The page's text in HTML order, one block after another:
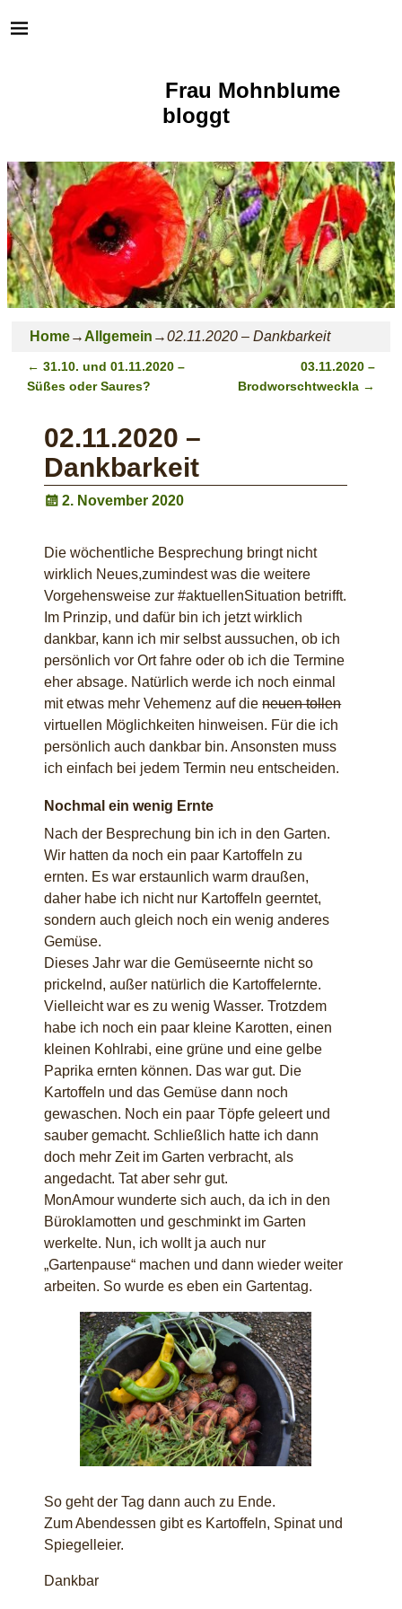
Frau Mohnblume
bloggt
Home→Allgemein →02.11.2020 – Dankbarkeit
Post navigation
← 31.10. und 01.11.2020 –
Süßes oder Saures?
03.11.2020 –
Brodworschtweckla →
02.11.2020 –
Dankbarkeit
2. November 2020
Die wöchentliche Besprechung bringt nicht
wirklich Neues,zumindest was die weitere
Vorgehensweise zur #aktuellenSituation betrifft.
Im Prinzip, und dafür bin ich jetzt wirklich
dankbar, kann ich mir selbst aussuchen, ob ich
persönlich vor Ort fahre oder ob ich die Termine
eher absage. Natürlich werde ich noch einmal
mit etwas mehr Vehemenz auf dieneuen tollen
virtuellen Möglichkeiten hinweisen. Für die ich
persönlich auch dankbar bin. Ansonsten muss
ich einfach bei jedem Termin neu entscheiden.
Nochmal ein wenig Ernte
Nach der Besprechung bin ich in den Garten.
Wir hatten da noch ein paar Kartoffeln zu
ernten. Es war erstaunlich warm draußen,
daher habe ich nicht nur Kartoffeln geerntet,
sondern auch gleich noch ein wenig anderes
Gemüse.
Dieses Jahr war die Gemüseernte nicht so
prickelnd, außer natürlich die Kartoffelernte.
Vielleicht war es zu wenig Wasser. Trotzdem
habe ich noch ein paar kleine Karotten, einen
kleinen Kohlrabi, eine grüne und eine gelbe
Paprika ernten können. Das war gut. Die
Kartoffeln und das Gemüse dann noch
gewaschen. Noch ein paar Töpfe geleert und
sauber gemacht. Schließlich hatte ich dann
doch mehr Zeit im Garten verbracht, als
angedacht. Tat aber sehr gut.
MonAmour wunderte sich auch, da ich in den
Büroklamotten und geschminkt im Garten
werkelte. Nun, ich wollt ja auch nur
„Gartenpause“ machen und dann wieder weiter
arbeiten. So wurde es eben ein Gartentag.
So geht der Tag dann auch zu Ende.
Zum Abendessen gibt es Kartoffeln, Spinat und
Spiegelleier.
Dankbar